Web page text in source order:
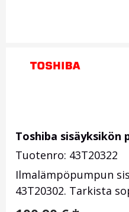
Toshiba sisäyksikön
Tuotenro: 43T20322
Ilmalämpöpumpun
43T20302. Tarkista